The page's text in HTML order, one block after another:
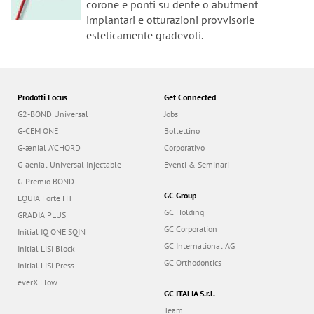
corone e ponti su dente o abutment
implantari e otturazioni provvisorie
esteticamente gradevoli.
Prodotti Focus
G2-BOND Universal
G-CEM ONE
G-ænial A’CHORD
G-aenial Universal Injectable
G-Premio BOND
EQUIA Forte HT
GRADIA PLUS
Initial IQ ONE SQIN
Initial LiSi Block
Initial LiSi Press
everX Flow
Get Connected
Jobs
Bollettino
Corporativo
Eventi & Seminari
GC Group
GC Holding
GC Corporation
GC International AG
GC Orthodontics
GC ITALIA S.r.l.
Team